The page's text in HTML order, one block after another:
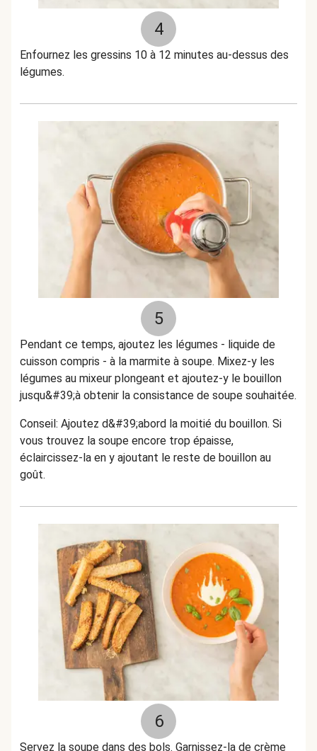
4
Enfournez les gressins 10 à 12 minutes au-dessus des
légumes.
5
Pendant ce temps, ajoutez les légumes - liquide de
cuisson compris - à la marmite à soupe. Mixez-y les
légumes au mixeur plongeant et ajoutez-y le bouillon
jusqu&#39;à obtenir la consistance de soupe souhaitée.
Conseil: Ajoutez d&#39;abord la moitié du bouillon. Si
vous trouvez la soupe encore trop épaisse,
éclaircissez-la en y ajoutant le reste de bouillon au
goût.
6
Servez la soupe dans des bols. Garnissez-la de crème